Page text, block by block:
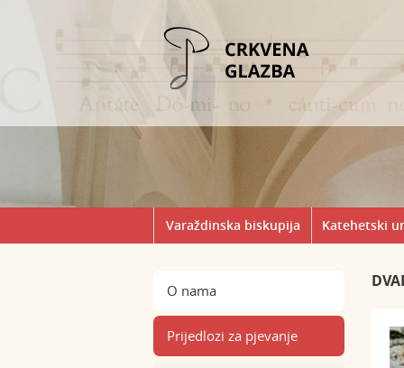
Varaždinska biskupija Katehetski
O nama
Prijedlozi za pjevanje